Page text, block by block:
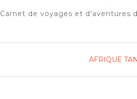
Carnet de voyages et d'aventures
AFRIQUE